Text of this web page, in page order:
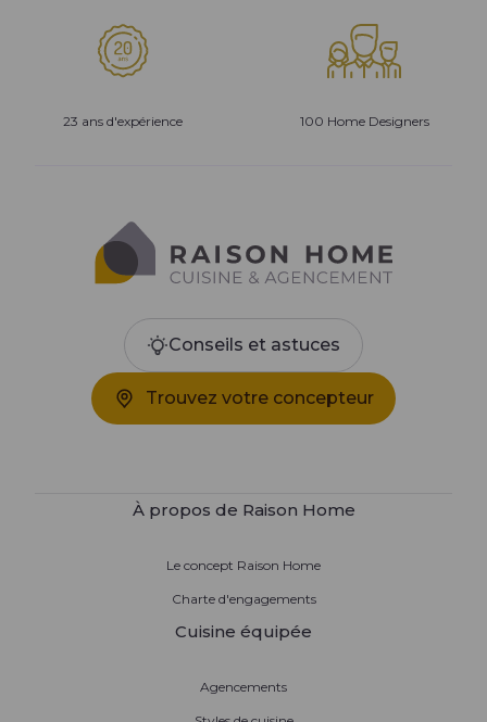
23 ans d'expérience 100 Home Designers
Conseils et astuces
Trouvez votre concepteur
À propos de Raison Home
Le concept Raison Home
Charte d'engagements
Cuisine équipée
Agencements